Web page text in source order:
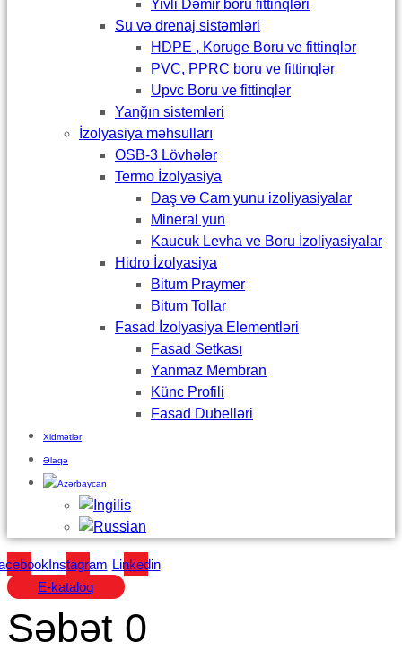
Yivli Dəmir boru fittinqləri
Su və drenaj sistəmləri
HDPE , Koruge Boru ve fittinqlər
PVC, PPRC boru ve fittinqlər
Upvc Boru ve fittinqlər
Yanğın sistemləri
İzolyasiya məhsulları
OSB-3 Lövhələr
Termo İzolyasiya
Daş və Cam yunu izoliyasiyalar
Mineral yun
Kaucuk Levha ve Boru İzoliyasiyalar
Hidro İzolyasiya
Bitum Praymer
Bitum Tollar
Fasad İzolyasiya Elementləri
Fasad Setkası
Yanmaz Membran
Künc Profili
Fasad Dubelləri
Xidmətlər
Əlaqə
Instagram Linkedin
E-kataloq
Səbət 0